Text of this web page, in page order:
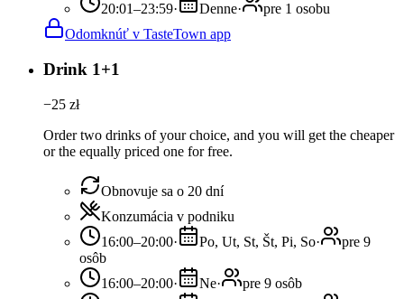
20:01–23:59· Denne·
pre 1 osobu
Odomknúť v TasteTown app
Drink 1+1
−25 zł
Order two drinks of your choice, and you will get the cheaper
or the equally priced one for free.
Obnovuje sa o 20 dní
Konzumácia v podniku
16:00–20:00· Po, Ut, St, Št, Pi, So·
pre 9
osôb
16:00–20:00· Ne·
pre 9 osôb